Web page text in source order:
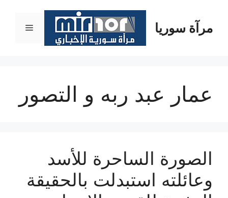
المحتوىمرآة سوريا القائمة
عمار عبد ربه و التصور
الصورة الساحرة للأسد
وعائلته استبدلت بالحقيقة